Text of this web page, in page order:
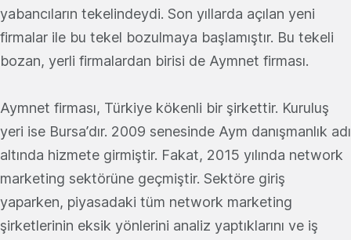
yabancıların tekelindeydi. Son yıllarda açılan yeni
firmalar ile bu tekel bozulmaya başlamıştır. Bu tekeli
bozan, yerli firmalardan birisi de Aymnet firması.
Aymnet firması, Türkiye kökenli bir şirkettir. Kuruluş
yeri ise Bursa’dır. 2009 senesinde Aym danışmanlık adı
altında hizmete girmiştir. Fakat, 2015 yılında network
marketing sektörüne geçmiştir. Sektöre giriş
yaparken, piyasadaki tüm network marketing
şirketlerinin eksik yönlerini analiz yaptıklarını ve iş